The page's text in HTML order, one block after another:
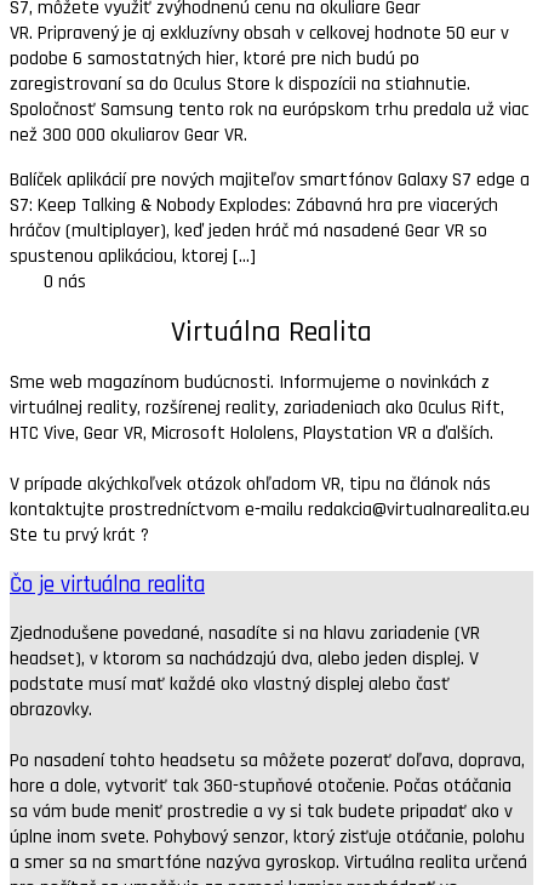
S7, môžete využiť zvýhodnenú cenu na okuliare Gear
VR. Pripravený je aj exkluzívny obsah v celkovej hodnote 50 eur v
podobe 6 samostatných hier, ktoré pre nich budú po
zaregistrovaní sa do Oculus Store k dispozícii na stiahnutie.
Spoločnosť Samsung tento rok na európskom trhu predala už viac
než 300 000 okuliarov Gear VR.
Balíček aplikácií pre nových majiteľov smartfónov Galaxy S7 edge a
S7: Keep Talking & Nobody Explodes: Zábavná hra pre viacerých
hráčov (multiplayer), keď jeden hráč má nasadené Gear VR so
spustenou aplikáciou, ktorej [...]
O nás
Virtuálna Realita
Sme web magazínom budúcnosti. Informujeme o novinkách z
virtuálnej reality, rozšírenej reality, zariadeniach ako Oculus Rift,
HTC Vive, Gear VR, Microsoft Hololens, Playstation VR a ďalších.
V prípade akýchkoľvek otázok ohľadom VR, tipu na článok nás
kontaktujte prostredníctvom e-mailu redakcia@virtualnarealita.eu
Ste tu prvý krát ?
Čo je virtuálna realita
Zjednodušene povedané, nasadíte si na hlavu zariadenie (VR
headset), v ktorom sa nachádzajú dva, alebo jeden displej. V
podstate musí mať každé oko vlastný displej alebo časť
obrazovky.
Po nasadení tohto headsetu sa môžete pozerať doľava, doprava,
hore a dole, vytvoriť tak 360-stupňové otočenie. Počas otáčania
sa vám bude meniť prostredie a vy si tak budete pripadať ako v
úplne inom svete. Pohybový senzor, ktorý zisťuje otáčanie, polohu
a smer sa na smartfóne nazýva gyroskop. Virtuálna realita určená